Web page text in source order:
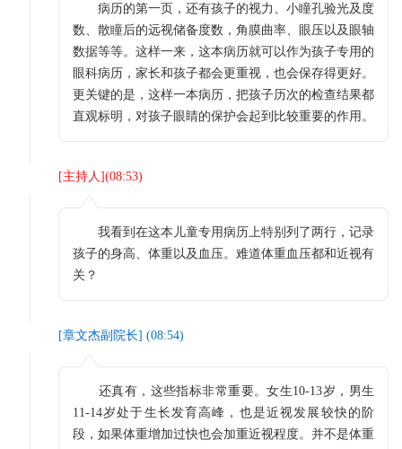
病历的第一页，还有孩子的视力、小瞳孔验光及度
数、散瞳后的远视储备度数，角膜曲率、眼压以及眼轴
数据等等。这样一来，这本病历就可以作为孩子专用的
眼科病历，家长和孩子都会更重视，也会保存得更好。
更关键的是，这样一本病历，把孩子历次的检查结果都
直观标明，对孩子眼睛的保护会起到比较重要的作用。
[主持人 ](08:53)
我看到在这本儿童专用病历上特别列了两行，记录
孩子的身高、体重以及血压。难道体重血压都和近视有
关？
[章文杰副院长] (08:54)
还真有，这些指标非常重要。女生10-13岁，男生
11-14岁处于生长发育高峰，也是近视发展较快的阶
段，如果体重增加过快也会加重近视程度。并不是体重